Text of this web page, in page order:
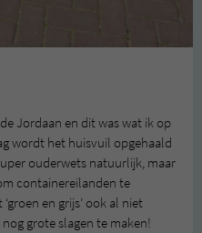
Jordaan en dit was wat ik op
wordt het huisvuil opgehaald
ouderwets natuurlijk, maar
containereilanden te
en grijs’ ook al niet
grote slagen te maken!